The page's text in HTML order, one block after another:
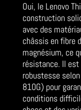
Oui, le Lenovo
construction
avec des
châssis en fibre
magnésium, ce
résistance. Il
robustesse
810G) pour
conditions